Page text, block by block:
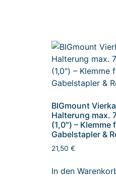
BIGmount
Halterung max.
(1,0″) –
Gabelstapler &
21,50 €
In den